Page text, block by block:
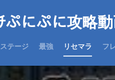
ぷにぷに攻略
テージ 最強 リセマラ フ